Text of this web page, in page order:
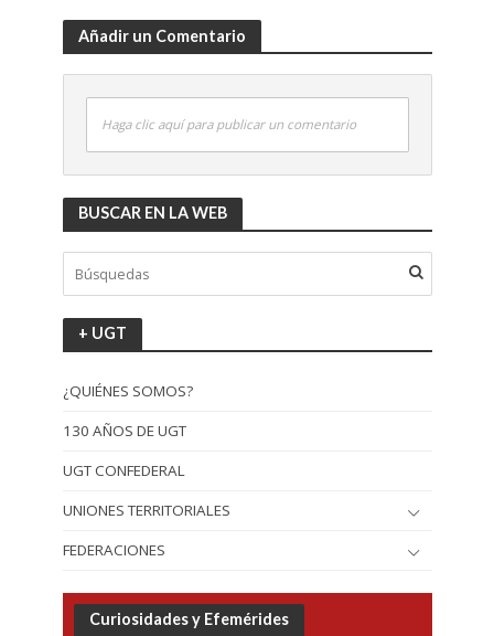
Añadir un Comentario
Haga clic aquí para publicar un comentario
BUSCAR EN LA WEB
+ UGT
¿QUIÉNES SOMOS?
130 AÑOS DE UGT
UGT CONFEDERAL
UNIONES TERRITORIALES
FEDERACIONES
Curiosidades y Efemérides